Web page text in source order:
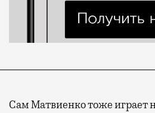
Сам Матвиенко тоже играет